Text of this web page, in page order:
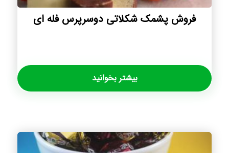
فروش پشمک شکلاتی دوسرپرس فله ای
بیشتر بخوانید